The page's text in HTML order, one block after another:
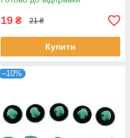
19 ₴ 21 ₴
Купити
–10%